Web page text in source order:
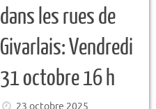
dans les rues de
Givarlais: Vendredi
31 octobre 16 h